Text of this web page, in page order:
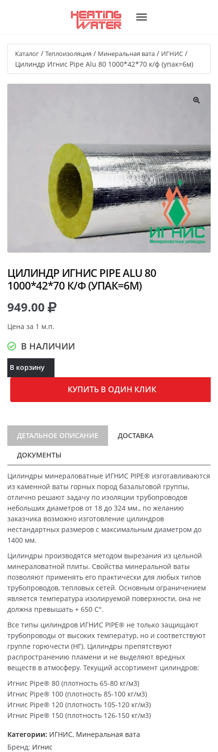
Каталог / Теплоизоляция / Минеральная вата / ИГНИС /
Цилиндр Игнис Pipe Alu 80 1000*42*70 к/ф (упак=6м)
ЦИЛИНДР ИГНИС PIPE ALU 80
1000*42*70 К/Ф (УПАК=6М)
949.00
Цена за 1 м.п.
В НАЛИЧИИ
В корзину
КУПИТЬ В ОДИН КЛИК
ДЕТАЛЬНОЕ ОПИСАНИЕ ДОСТАВКА
ДОКУМЕНТЫ
Цилиндры минераловатные ИГНИС PIPE® изготавливаются
из каменной ваты горных пород базальтовой группы,
отлично решают задачу по изоляции трубопроводов
небольших диаметров от 18 до 324 мм., по желанию
заказчика возможно изготовление цилиндров
нестандартных размеров с максимальным диаметром до
1400 мм.
Цилиндры производятся методом вырезания из цельной
минераловатной плиты. Свойства минеральной ваты
позволяют применять его практически для любых типов
трубопроводов, тепловых сетей. Основным ограничением
является температура изолируемой поверхности, она не
должна превышать + 650 C°.
Все типы цилиндров ИГНИС PIPE® не только защищают
трубопроводы от высоких температур, но и соответствуют
группе горючести (НГ). Цилиндры препятствуют
распространению пламени и не выделяют вредных
веществ в атмосферу. Текущий ассортимент цилиндров:
Игнис Pipe® 80 (плотность 65-80 кг/м3)
Игнис Pipe® 100 (плотность 85-100 кг/м3)
Игнис Pipe® 120 (плотность 105-120 кг/м3)
Игнис Pipe® 150 (плотность 126-150 кг/м3)
Категории: ИГНИС, Минеральная вата
Бренд: Игнис